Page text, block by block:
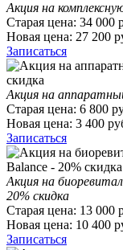
Акция на
Старая цена: 34 000
Новая цена: 27 200
Записаться
Акция на
Старая цена: 6 800
Новая цена: 3 400
Записаться
Акция на
20% скидка
Старая цена: 13 000
Новая цена: 10 400
Записаться